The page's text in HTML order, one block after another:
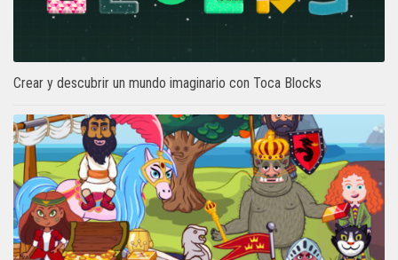
Crear y descubrir un mundo imaginario con Toca Blocks